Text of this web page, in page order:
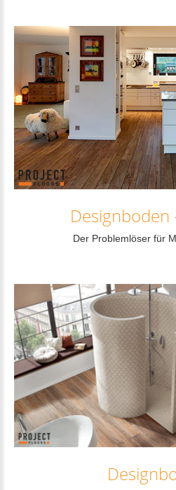
Designboden
Der Problemlöser für